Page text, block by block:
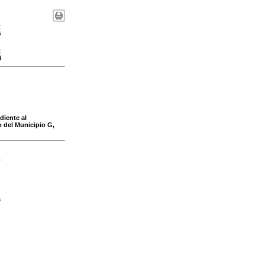
al
del Municipio G,